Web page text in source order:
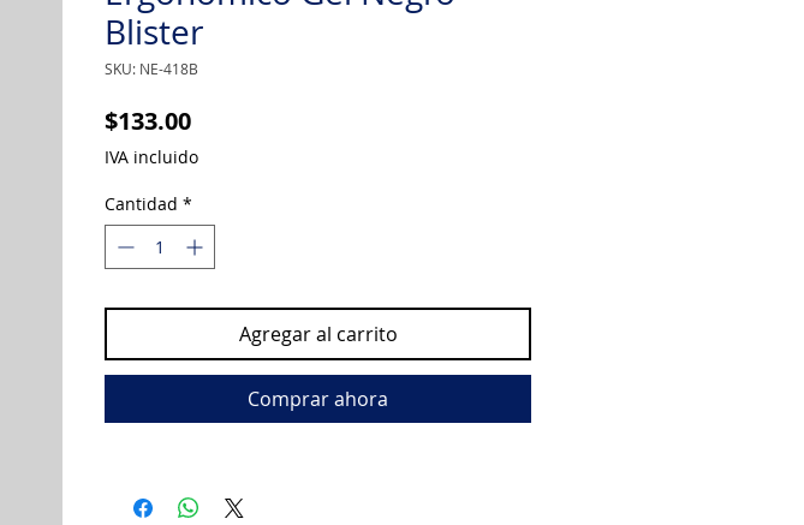
Blister
SKU: NE-418B
$133.00Precio
IVA incluido
Cantidad *
Agregar al carrito
Comprar ahora